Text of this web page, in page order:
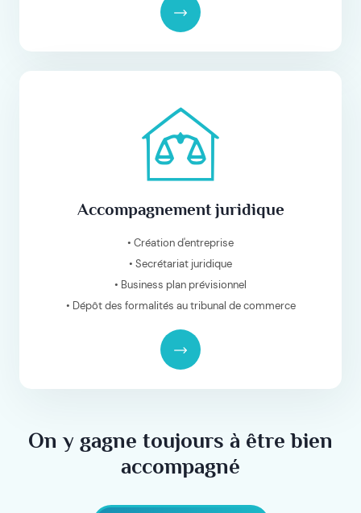
Accompagnement juridique
• Création d'entreprise
• Secrétariat juridique
• Business plan prévisionnel
• Dépôt des formalités au tribunal de commerce
On y gagne toujours à être bien
accompagné